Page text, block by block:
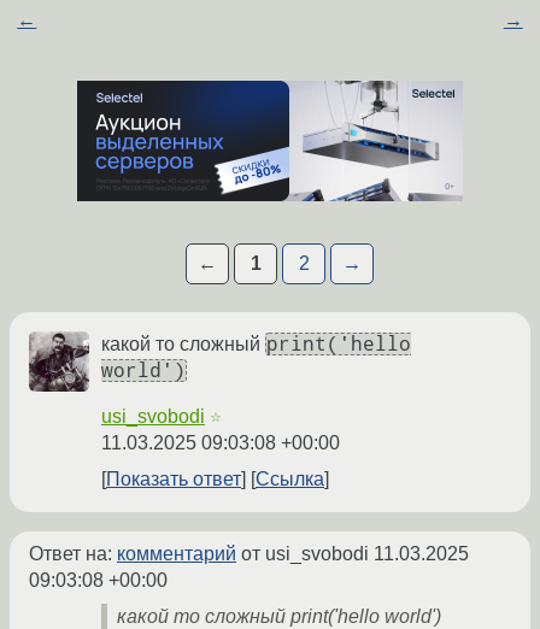
← →
← 1 2 →
какой то сложный print('hello
world')
usi_svobodi ☆
11.03.2025 09:03:08 +00:00
Показать ответ
Ссылка
Ответ на: комментарий от usi_svobodi 11.03.2025
09:03:08 +00:00
какой то сложный print('hello world')